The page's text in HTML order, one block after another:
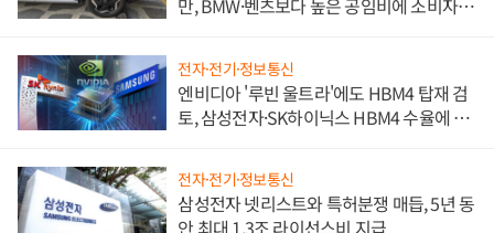
만, BMW·벤츠보다 높은 공임비에 소비자
전자·전기·정보통신
엔비디아 '루빈 울트라'에도 HBM4 탑재 검
토, 삼성전자·SK하이닉스 HBM4 수율에 주
전자·전기·정보통신
삼성전자 넷리스트와 특허분쟁 매듭, 5년 동